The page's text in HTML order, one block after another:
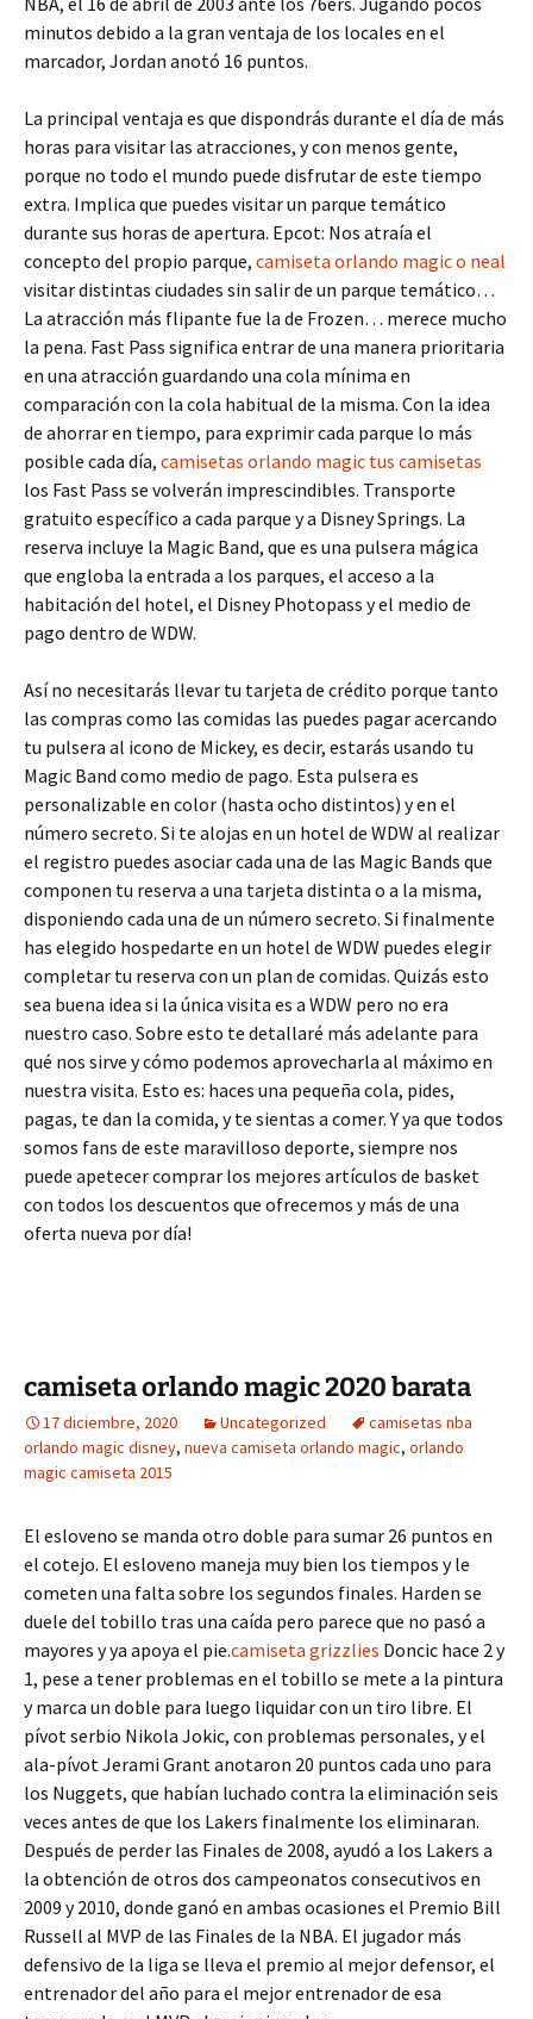
minutos debido a la gran ventaja de los locales en el
marcador, Jordan anotó 16 puntos.
La principal ventaja es que dispondrás durante el día de más
horas para visitar las atracciones, y con menos gente,
porque no todo el mundo puede disfrutar de este tiempo
extra. Implica que puedes visitar un parque temático
durante sus horas de apertura. Epcot: Nos atraía el
concepto del propio parque, camiseta orlando magic o neal
visitar distintas ciudades sin salir de un parque temático…
La atracción más flipante fue la de Frozen… merece mucho
la pena. Fast Pass significa entrar de una manera prioritaria
en una atracción guardando una cola mínima en
comparación con la cola habitual de la misma. Con la idea
de ahorrar en tiempo, para exprimir cada parque lo más
posible cada día, camisetas orlando magic tus camisetas
los Fast Pass se volverán imprescindibles. Transporte
gratuito específico a cada parque y a Disney Springs. La
reserva incluye la Magic Band, que es una pulsera mágica
que engloba la entrada a los parques, el acceso a la
habitación del hotel, el Disney Photopass y el medio de
pago dentro de WDW.
Así no necesitarás llevar tu tarjeta de crédito porque tanto
las compras como las comidas las puedes pagar acercando
tu pulsera al icono de Mickey, es decir, estarás usando tu
Magic Band como medio de pago. Esta pulsera es
personalizable en color (hasta ocho distintos) y en el
número secreto. Si te alojas en un hotel de WDW al realizar
el registro puedes asociar cada una de las Magic Bands que
componen tu reserva a una tarjeta distinta o a la misma,
disponiendo cada una de un número secreto. Si finalmente
has elegido hospedarte en un hotel de WDW puedes elegir
completar tu reserva con un plan de comidas. Quizás esto
sea buena idea si la única visita es a WDW pero no era
nuestro caso. Sobre esto te detallaré más adelante para
qué nos sirve y cómo podemos aprovecharla al máximo en
nuestra visita. Esto es: haces una pequeña cola, pides,
pagas, te dan la comida, y te sientas a comer. Y ya que todos
somos fans de este maravilloso deporte, siempre nos
puede apetecer comprar los mejores artículos de basket
con todos los descuentos que ofrecemos y más de una
oferta nueva por día!
camiseta orlando magic 2020 barata
17 diciembre, 2020 Uncategorized
camisetas nba
orlando magic disney, nueva camiseta orlando magic, orlando
magic camiseta 2015
El esloveno se manda otro doble para sumar 26 puntos en
el cotejo. El esloveno maneja muy bien los tiempos y le
cometen una falta sobre los segundos finales. Harden se
duele del tobillo tras una caída pero parece que no pasó a
mayores y ya apoya el pie.camiseta grizzlies Doncic hace 2 y
1, pese a tener problemas en el tobillo se mete a la pintura
y marca un doble para luego liquidar con un tiro libre. El
pívot serbio Nikola Jokic, con problemas personales, y el
ala-pívot Jerami Grant anotaron 20 puntos cada uno para
los Nuggets, que habían luchado contra la eliminación seis
veces antes de que los Lakers finalmente los eliminaran.
Después de perder las Finales de 2008, ayudó a los Lakers a
la obtención de otros dos campeonatos consecutivos en
2009 y 2010, donde ganó en ambas ocasiones el Premio Bill
Russell al MVP de las Finales de la NBA. El jugador más
defensivo de la liga se lleva el premio al mejor defensor, el
entrenador del año para el mejor entrenador de esa